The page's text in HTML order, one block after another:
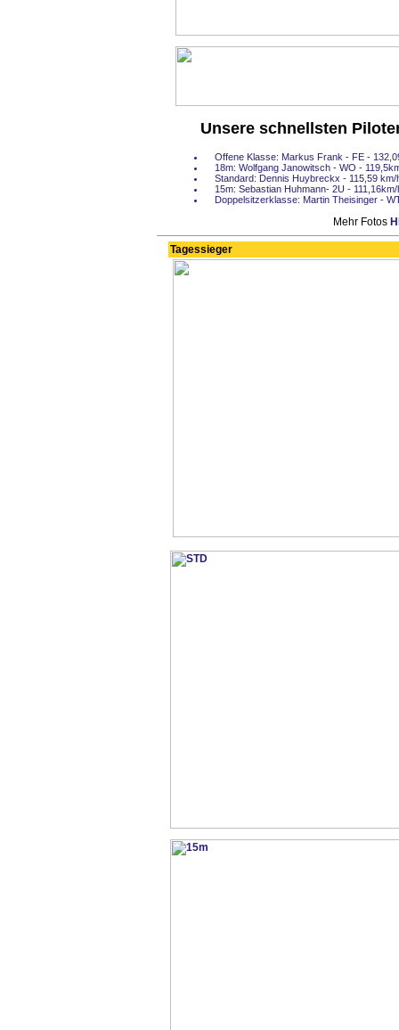
Unsere schnellsten
Offene Klasse: Markus Frank - FE -
18m: Wolfgang Janowitsch - WO -
Standard: Dennis Huybreckx - 115,59 km/
15m: Sebastian Huhmann- 2U - 111,16km/
Doppelsitzerklasse: Martin Theisinger -
Mehr Fotos
Tagessieger